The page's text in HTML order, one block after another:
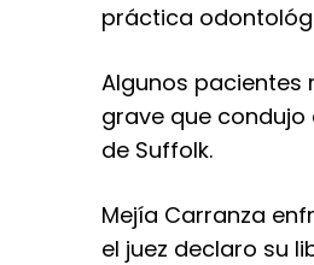
práctica
Algunos pacientes
grave que
de Suffolk.
Mejía Carranza
el juez declaro su